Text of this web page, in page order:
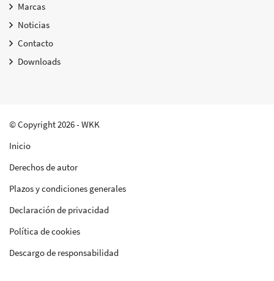
Marcas
Noticias
Contacto
Downloads
© Copyright 2026 - WKK
Inicio
Derechos de autor
Plazos y condiciones generales
Declaración de privacidad
Política de cookies
Descargo de responsabilidad